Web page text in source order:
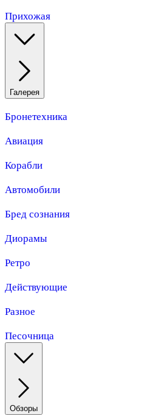
Прихожая
Галерея
Бронетехника
Авиация
Корабли
Автомобили
Бред сознания
Диорамы
Ретро
Действующие
Разное
Песочница
Обзоры